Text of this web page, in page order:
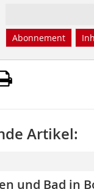
Abonnement
Artikel:
und Bad in